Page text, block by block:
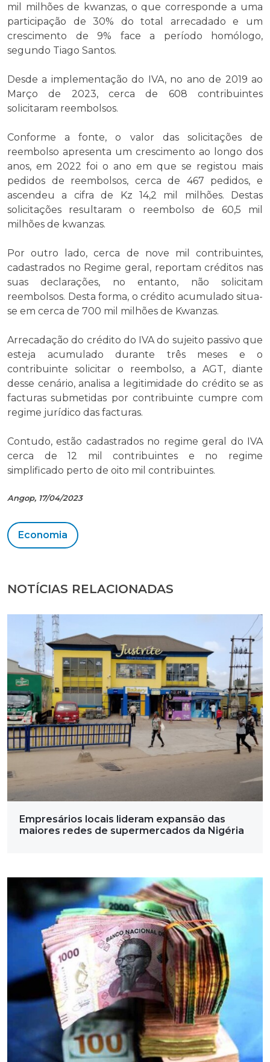
mil milhões de kwanzas, o que corresponde a uma
participação de 30% do total arrecadado e um
crescimento de 9% face a período homólogo,
segundo Tiago Santos.
Desde a implementação do IVA, no ano de 2019 ao
Março de 2023, cerca de 608 contribuintes
solicitaram reembolsos.
Conforme a fonte, o valor das solicitações de
reembolso apresenta um crescimento ao longo dos
anos, em 2022 foi o ano em que se registou mais
pedidos de reembolsos, cerca de 467 pedidos, e
ascendeu a cifra de Kz 14,2 mil milhões. Destas
solicitações resultaram o reembolso de 60,5 mil
milhões de kwanzas.
Por outro lado, cerca de nove mil contribuintes,
cadastrados no Regime geral, reportam créditos nas
suas declarações, no entanto, não solicitam
reembolsos. Desta forma, o crédito acumulado situa-
se em cerca de 700 mil milhões de Kwanzas.
Arrecadação do crédito do IVA do sujeito passivo que
esteja acumulado durante três meses e o
contribuinte solicitar o reembolso, a AGT, diante
desse cenário, analisa a legitimidade do crédito se as
facturas submetidas por contribuinte cumpre com
regime jurídico das facturas.
Contudo, estão cadastrados no regime geral do IVA
cerca de 12 mil contribuintes e no regime
simplificado perto de oito mil contribuintes.
Angop, 17/04/2023
Economia
NOTÍCIAS RELACIONADAS
Empresários locais lideram expansão das
maiores redes de supermercados da Nigéria